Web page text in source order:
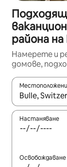
района на
Намерете и
домове,
Когато
Настаняване
Освобождаване